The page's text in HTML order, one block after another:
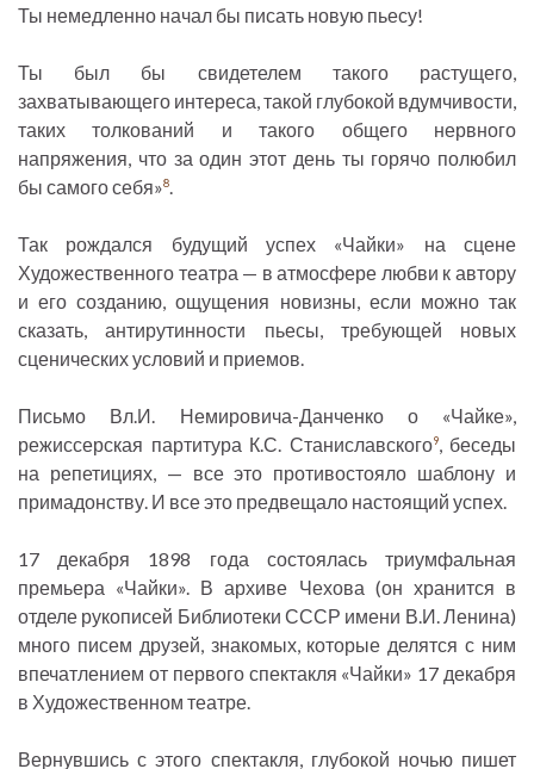
Ты немедленно начал бы писать новую пьесу!
Ты был бы свидетелем такого растущего,
захватывающего интереса, такой глубокой вдумчивости,
таких толкований и такого общего нервного
напряжения, что за один этот день ты горячо полюбил
бы самого себя»8.
Так рождался будущий успех «Чайки» на сцене
Художественного театра — в атмосфере любви к автору
и его созданию, ощущения новизны, если можно так
сказать, антирутинности пьесы, требующей новых
сценических условий и приемов.
Письмо Вл.И. Немировича-Данченко о «Чайке»,
режиссерская партитура К.С. Станиславского9, беседы
на репетициях, — все это противостояло шаблону и
примадонству. И все это предвещало настоящий успех.
17 декабря 1898 года состоялась триумфальная
премьера «Чайки». В архиве Чехова (он хранится в
отделе рукописей Библиотеки СССР имени В.И. Ленина)
много писем друзей, знакомых, которые делятся с ним
впечатлением от первого спектакля «Чайки» 17 декабря
в Художественном театре.
Вернувшись с этого спектакля, глубокой ночью пишет